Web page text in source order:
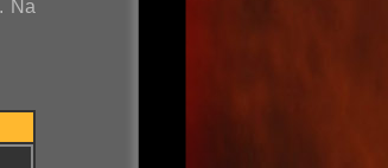
Na